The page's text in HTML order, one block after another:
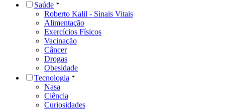
Saúde
Roberto Kalil - Sinais Vitais
Alimentação
Exercícios Físicos
Vacinação
Câncer
Drogas
Obesidade
Tecnologia
Nasa
Ciência
Curiosidades